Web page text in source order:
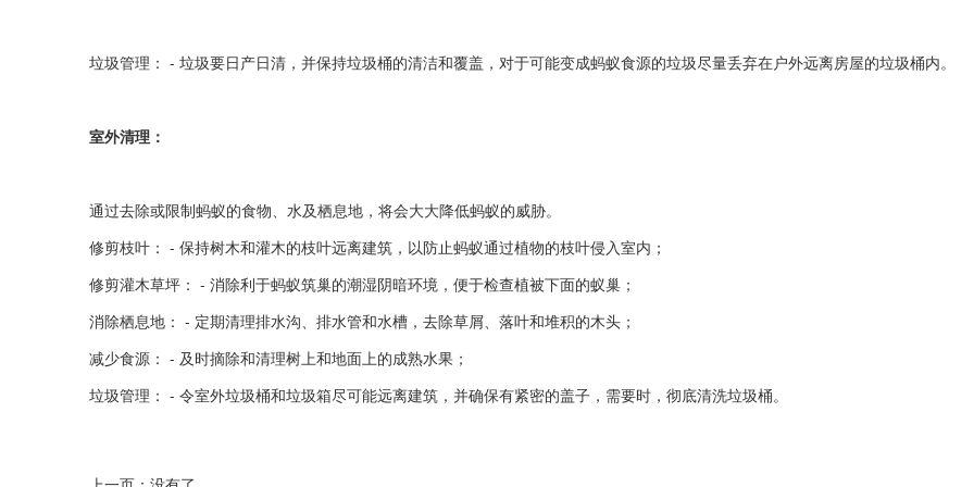
垃圾管理： - 垃圾要日产日清，并保持垃圾桶的清洁和覆盖，对于可能变成蚂蚁食源的垃圾尽量丢弃在户外远离房屋的垃圾桶内。
室外清理：
通过去除或限制蚂蚁的食物、水及栖息地，将会大大降低蚂蚁的威胁。
修剪枝叶： - 保持树木和灌木的枝叶远离建筑，以防止蚂蚁通过植物的枝叶侵入室内；
修剪灌木草坪： - 消除利于蚂蚁筑巢的潮湿阴暗环境，便于检查植被下面的蚁巢；
消除栖息地： - 定期清理排水沟、排水管和水槽，去除草屑、落叶和堆积的木头；
减少食源： - 及时摘除和清理树上和地面上的成熟水果；
垃圾管理： - 令室外垃圾桶和垃圾箱尽可能远离建筑，并确保有紧密的盖子，需要时，彻底清洗垃圾桶。